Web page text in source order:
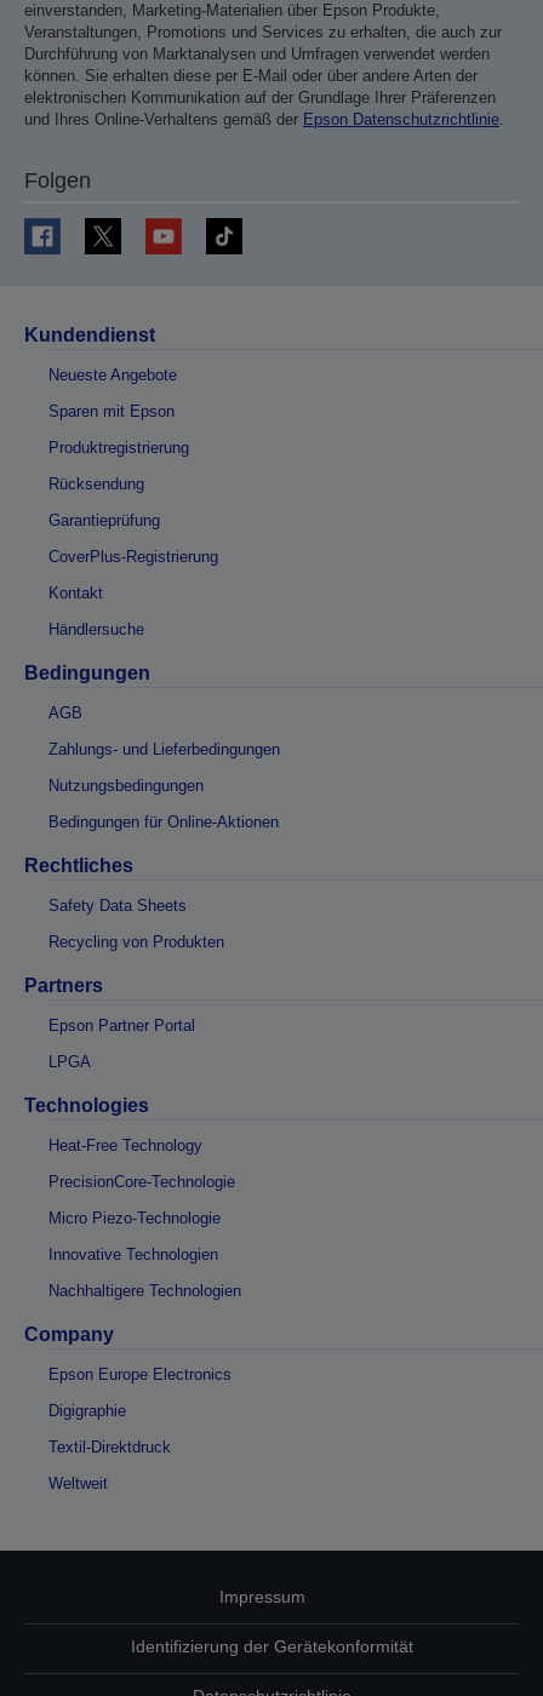
einverstanden, Marketing-Materialien über Epson Produkte,
Veranstaltungen, Promotions und Services zu erhalten, die auch zur
Durchführung von Marktanalysen und Umfragen verwendet werden
können. Sie erhalten diese per E-Mail oder über andere Arten der
elektronischen Kommunikation auf der Grundlage Ihrer Präferenzen
und Ihres Online-Verhaltens gemäß der Epson Datenschutzrichtlinie.
Folgen
Kundendienst
Neueste Angebote
Sparen mit Epson
Produktregistrierung
Rücksendung
Garantieprüfung
CoverPlus-Registrierung
Kontakt
Händlersuche
Bedingungen
AGB
Zahlungs- und Lieferbedingungen
Nutzungsbedingungen
Bedingungen für Online-Aktionen
Rechtliches
Safety Data Sheets
Recycling von Produkten
Partners
Epson Partner Portal
LPGA
Technologies
Heat-Free Technology
PrecisionCore-Technologie
Micro Piezo-Technologie
Innovative Technologien
Nachhaltigere Technologien
Company
Epson Europe Electronics
Digigraphie
Textil-Direktdruck
Weltweit
Impressum
Identifizierung der Gerätekonformität